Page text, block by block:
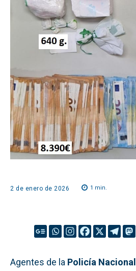
2 de enero de 2026 1 min.
Agentes de la Policía Nacional